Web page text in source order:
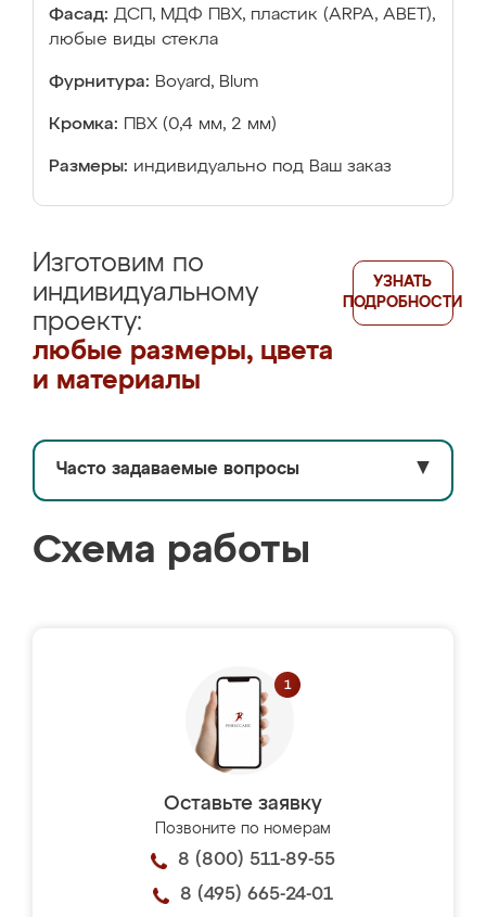
Фасад: ДСП, МДФ ПВХ, пластик (ARPA, ABET),
любые виды стекла
Фурнитура: Boyard, Blum
Кромка: ПВХ (0,4 мм, 2 мм)
Размеры: индивидуально под Ваш заказ
Изготовим по
индивидуальному
проекту:
любые размеры, цвета
и материалы
УЗНАТЬ
ПОДРОБНОСТИ
Часто задаваемые вопросы ▼
Схема работы
Оставьте заявку
Позвоните по номерам
8 (800) 511-89-55
8 (495) 665-24-01